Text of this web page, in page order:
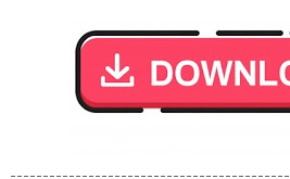
-------------------------------------------